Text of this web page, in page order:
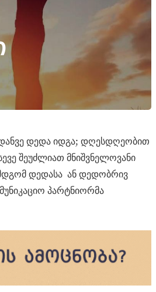
დედა იდგა; დღესდღეობით
შეუძლიათ მნიშვნელოვანი
დედასა ან დედობრივ
პარტნიორმა